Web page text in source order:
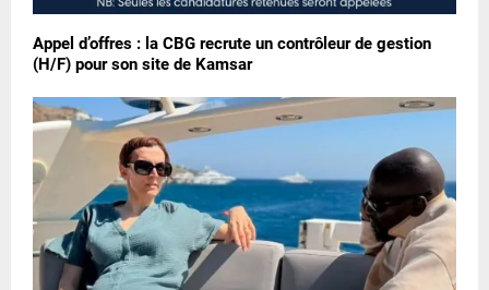
Appel d’offres : la CBG recrute un contrôleur de gestion
(H/F) pour son site de Kamsar